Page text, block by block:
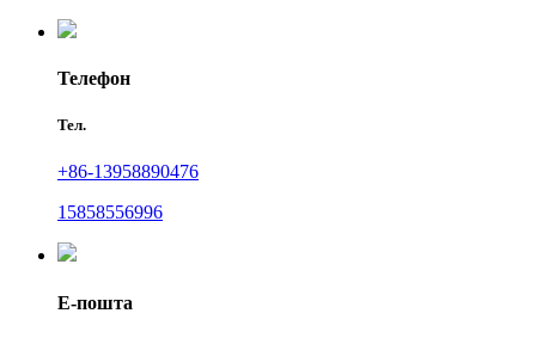
Телефон
Тел.
+86-13958890476
15858556996
Е-пошта